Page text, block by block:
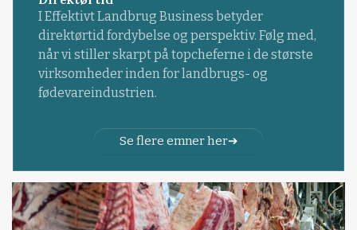
I Effektivt Landbrug Business betyder
direktørtid fordybelse og perspektiv. Følg med,
når vi stiller skarpt på topcheferne i de største
virksomheder inden for landbrugs- og
fødevareindustrien.
Se flere emner her